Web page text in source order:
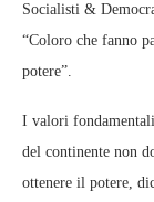
Socialisti &
“Coloro che fanno
potere”.
I valori
del continente non
ottenere il potere,